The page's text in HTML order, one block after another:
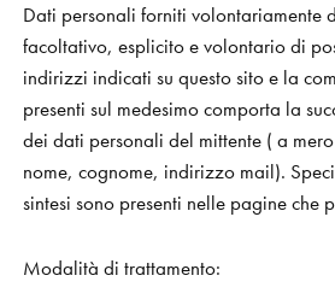
Dati personali forniti volontariamente
facoltativo, esplicito e volontario di
indirizzi indicati su questo sito e la
presenti sul medesimo comporta la
dei dati personali del mittente ( a
nome, cognome, indirizzo mail).
sintesi sono presenti nelle pagine che
Modalità di trattamento: